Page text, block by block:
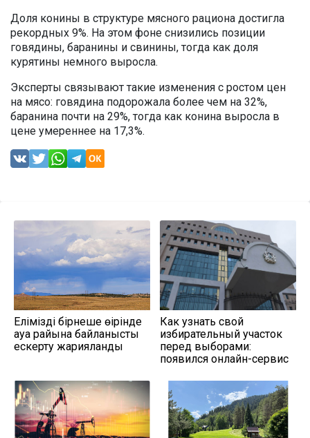
Доля конины в структуре мясного рациона достигла
рекордных 9%. На этом фоне снизились позиции
говядины, баранины и свинины, тогда как доля
курятины немного выросла.
Эксперты связывают такие изменения с ростом цен
на мясо: говядина подорожала более чем на 32%,
баранина почти на 29%, тогда как конина выросла в
цене умереннее на 17,3%.
Еліміздің бірнеше өңірінде
ауа райына байланысты
ескерту жарияланды
Как узнать свой
избирательный участок
перед выборами:
появился онлайн-сервис